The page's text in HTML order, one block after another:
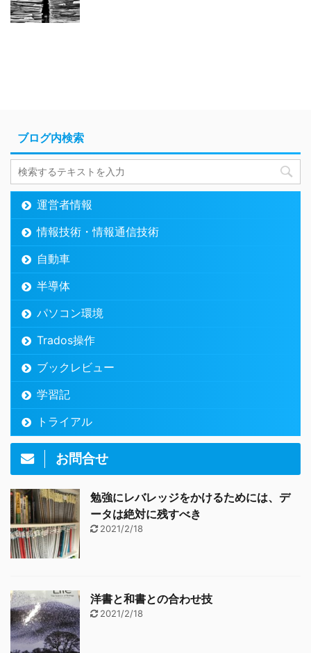
ブログ内検索
運営者情報
情報技術・情報通信技術
自動車
半導体
パソコン環境
Trados操作
ブックレビュー
学習記
トライアル
お問合せ
勉強にレバレッジをかけるためには、デ
ータは絶対に残すべき
2021/2/18
洋書と和書との合わせ技
2021/2/18